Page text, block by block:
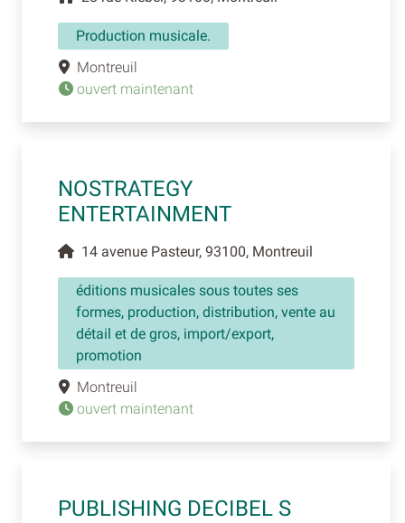
Production musicale.
Montreuil
ouvert maintenant
NOSTRATEGY
ENTERTAINMENT
14 avenue Pasteur, 93100, Montreuil
éditions musicales sous toutes ses
formes, production, distribution, vente au
détail et de gros, import/export,
promotion
Montreuil
ouvert maintenant
PUBLISHING DECIBEL S